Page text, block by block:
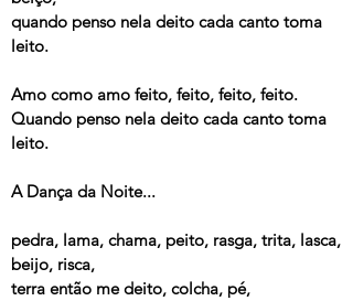
quando penso nela deito cada canto toma
leito.
Amo como amo feito, feito, feito, feito.
Quando penso nela deito cada canto toma
leito.
A Dança da Noite...
pedra, lama, chama, peito, rasga, trita, lasca,
beijo, risca,
terra então me deito, colcha, pé,